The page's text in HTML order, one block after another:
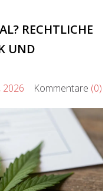
RECHTLICHE
UND
2026 Kommentare (0)